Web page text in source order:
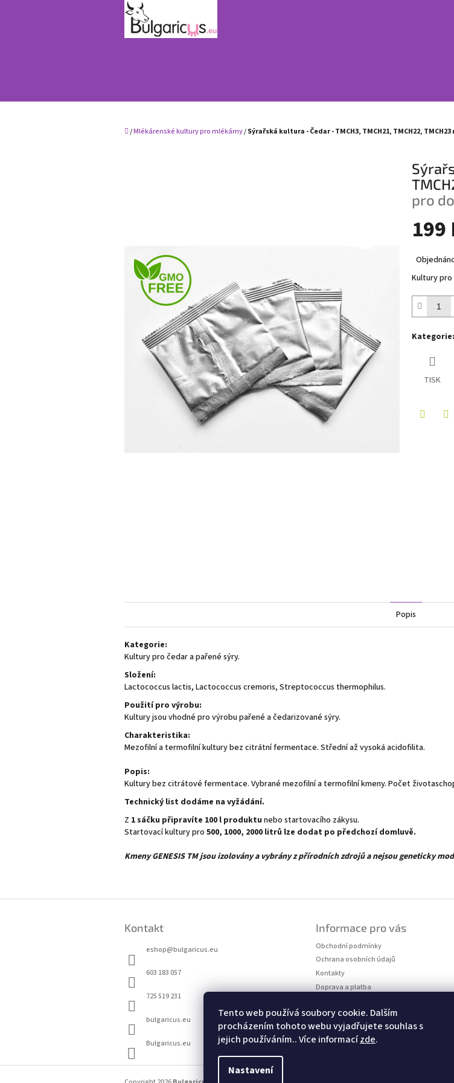
Tento web používá soubory cookie. Dalším
procházením tohoto webu vyjadřujete souhlas s
jejich používáním.. Více informacízde.
Nastavení
Domů
/Mlékárenské kultury pro mlékárny/Sýrařská kultura - Čedar - TMCH3, TMCH21, TMCH22, TMCH23
pro
199
cena:
Kultury
Kategorie:
TISK
Popis
Kategorie:
Kultury pro čedar a pařené sýry.
Složení:
Lасtococcus lactis, Laсtococcus cremoris, Streptococcus thermophilus.
Použití pro výrobu:
Kultury jsou vhodné pro výrobu pařené a čedarizované sýry.
Charakteristika:
Mezofilní a termofilní kultury bez citrátní fermentace. Střední až vysoká acidofilita.
Popis:
Kultury bez citrátové fermentace. Vybrané mezofilní a termofilní kmeny. Počet
Technický list dodáme na vyžádání.
Z 1 sáčku připravíte 100 l produktu nebo startovacího zákysu.
Startovací kultury pro 500, 1000, 2000 litrů lze dodat po předchozí domluvě.
Kmeny GENESIS TM jsou izolovány a vybrány z přírodních zdrojů a nejsou geneticky
Kontakt
eshop@bulgaricus.eu
603 183 057
725 519 231
bulgaricus.eu
Bulgaricus.eu
Informace pro vás
Obchodní podmínky
Ochrana osobních údajů
Kontakty
Doprava a platba
BLOG